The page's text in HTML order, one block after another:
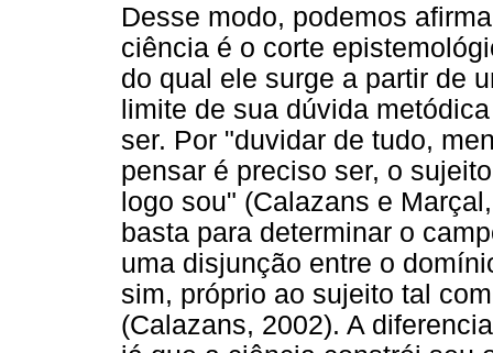
Desse modo, podemos
ciência é o corte
do qual ele surge a partir de
limite de sua dúvida
ser. Por "duvidar de tudo,
pensar é preciso ser, o
logo sou" (Calazans e
basta para determinar o
uma disjunção entre o
sim, próprio ao sujeito tal
(Calazans, 2002). A